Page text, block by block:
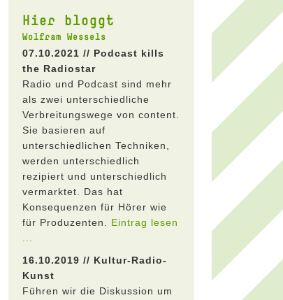
Hier bloggt
Wolfram Wessels
07.10.2021 // Podcast kills
the Radiostar
Radio und Podcast sind mehr
als zwei unterschiedliche
Verbreitungswege von content.
Sie basieren auf
unterschiedlichen Techniken,
werden unterschiedlich
rezipiert und unterschiedlich
vermarktet. Das hat
Konsequenzen für Hörer wie
für Produzenten. Eintrag lesen
16.10.2019 // Kultur-Radio-
Kunst
Führen wir die Diskussion um